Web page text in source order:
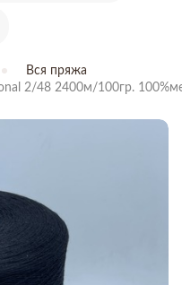
Вся пряжа
2/48 2400м/100гр.